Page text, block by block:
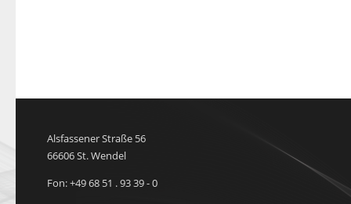
Alsfassener Straße 56
66606 St. Wendel
Fon: +49 68 51 . 93 39 - 0